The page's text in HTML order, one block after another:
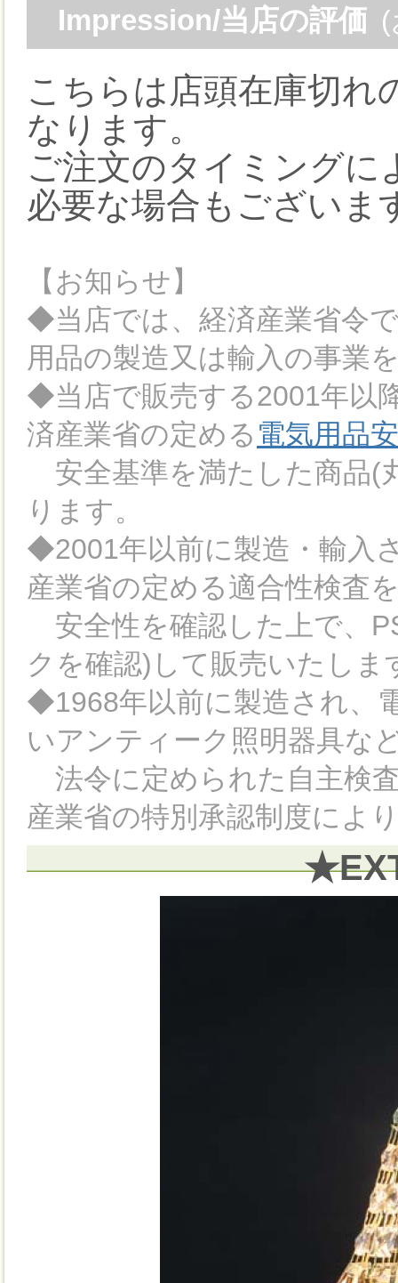
Impression/当店の評価
こちらは店頭在庫切れ
なります。
ご注文のタイミングに
必要な場合もございま
【お知らせ】
◆当店では、経済産業省令
用品の製造又は輸入の事業
◆当店で販売する2001年以
済産業省の定める 電気用品
安全基準を満たした商品(
ります。
◆2001年以前に製造・輸入
産業省の定める適合性検査
安全性を確認した上で、
クを確認)して販売いたしま
◆1968年以前に製造され、
いアンティーク照明器具な
法令に定められた自主検
産業省の特別承認制度によ